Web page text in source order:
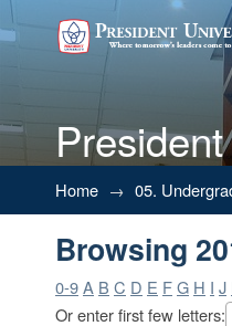
Browsing
Home → 05.
Browsing
0-9A B C D E FG H I J
Or enter first few letters: